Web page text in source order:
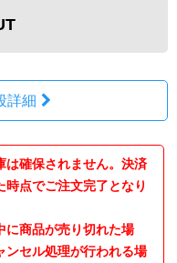
詳細
確保されません。決済
点でご注文完了となり
商品が売り切れた場
ンセル処理が行われる場